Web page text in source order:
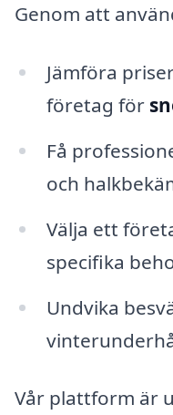
Genom att
Jämföra
företag för
Få
och
Välja ett
specifika
Undvika
Vår plattform är